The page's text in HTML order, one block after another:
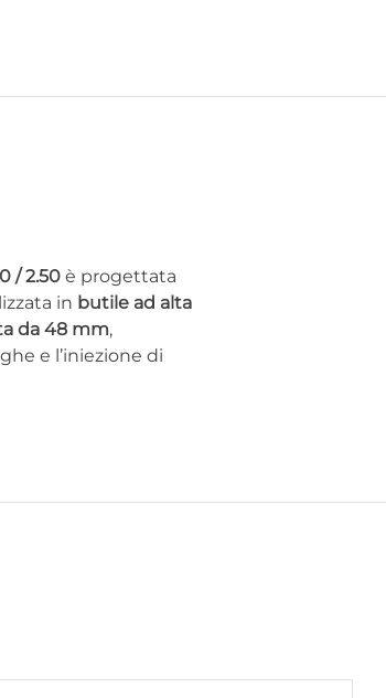
/ 2.50 è progettata
in butile ad alta
da 48 mm,
e l’iniezione di